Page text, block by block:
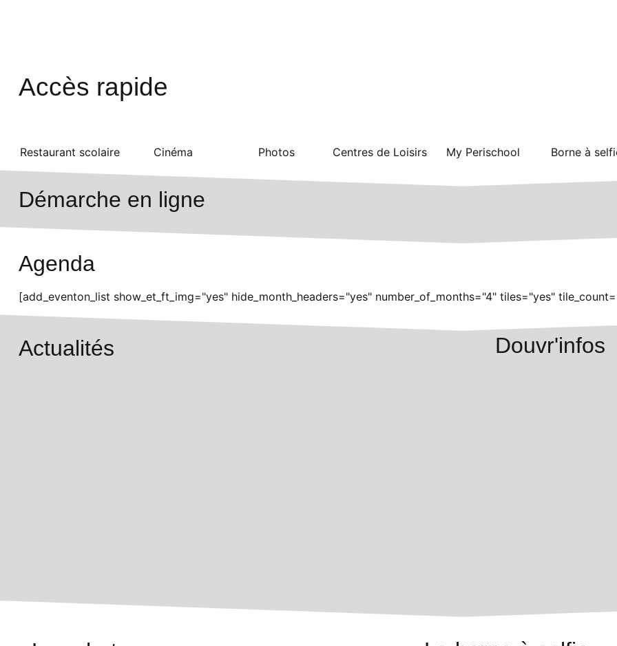
Accès rapide
Restaurant scolaire Cinéma Photos Centres de Loisirs My Perischool Borne à
Démarche en ligne
Agenda
[add_eventon_list show_et_ft_img="yes" hide_month_headers="yes" number_of_months="4" tiles="yes"
Actualités Douvr'infos